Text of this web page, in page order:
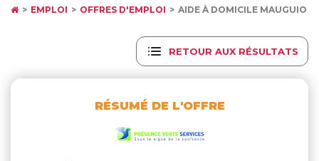
EMPLOI OFFRES D'EMPLOI AIDE À DOMICILE MAUGUIO
RETOUR AUX RÉSULTATS
RÉSUMÉ DE L'OFFRE